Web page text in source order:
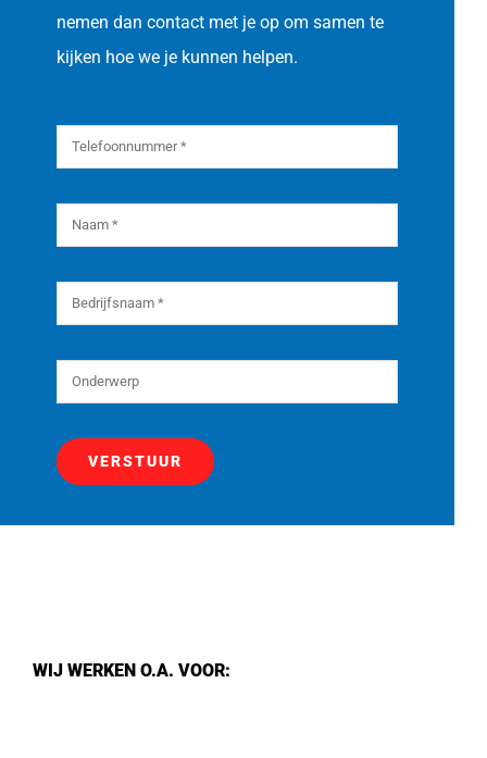
nemen dan contact met je op om samen te
kijken hoe we je kunnen helpen.
VERSTUUR
WIJ WERKEN O.A. VOOR: